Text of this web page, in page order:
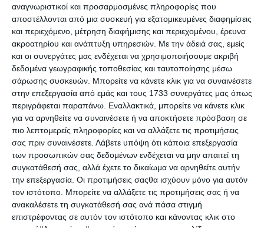
αναγνωριστικοί και προσαρμοσμένες πληροφορίες που
αποστέλλονται από μια συσκευή για εξατομικευμένες διαφημίσεις
και περιεχόμενο, μέτρηση διαφήμισης και περιεχομένου, έρευνα
ακροατηρίου και ανάπτυξη υπηρεσιών. Με την άδειά σας, εμείς
και οι συνεργάτες μας ενδέχεται να χρησιμοποιήσουμε ακριβή
δεδομένα γεωγραφικής τοποθεσίας και ταυτοποίησης μέσω
σάρωσης συσκευών. Μπορείτε να κάνετε κλικ για να συναινέσετε
στην επεξεργασία από εμάς και τους 1733 συνεργάτες μας όπως
περιγράφεται παραπάνω. Εναλλακτικά, μπορείτε να κάνετε κλικ
για να αρνηθείτε να συναινέσετε ή να αποκτήσετε πρόσβαση σε
πιο λεπτομερείς πληροφορίες και να αλλάξετε τις προτιμήσεις
σας πριν συναινέσετε. Λάβετε υπόψη ότι κάποια επεξεργασία
των προσωπικών σας δεδομένων ενδέχεται να μην απαιτεί τη
συγκατάθεσή σας, αλλά έχετε το δικαίωμα να αρνηθείτε αυτήν
την επεξεργασία. Οι προτιμήσεις σαςθα ισχύουν μόνο για αυτόν
τον ιστότοπο. Μπορείτε να αλλάξετε τις προτιμήσεις σας ή να
ανακαλέσετε τη συγκατάθεσή σας ανά πάσα στιγμή
επιστρέφοντας σε αυτόν τον ιστότοπο και κάνοντας κλικ στο
καταλάβει πως ο Μεγάλος Αδελφός τα
παρακολουθεί όλα…
Το δυστοπικό αριστούργημα του George Orwell,
1984 – O Μεγάλος Αδελφός είναι ένα από τα πιο
σπουδαία βιβλία του 20ου αιώνα, με τεράστια
επίδραση σε γενιές αναγνωστών. Είναι επίσης
ένα από τα βιβλία που βρίσκεται τακτικά στις
λίστες «απαγορευμένων βιβλίων» των
σημερινών ολοκληρωτικών καθεστώτων…
Προδιαγραφές προϊόντων
ISBN 978-960-382-468-8